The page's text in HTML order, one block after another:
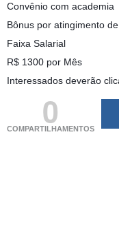
Convênio com academia
Bônus por atingimento
Faixa Salarial
R$ 1300 por Mês
Interessados deverão
0
COMPARTILHAMENTOS